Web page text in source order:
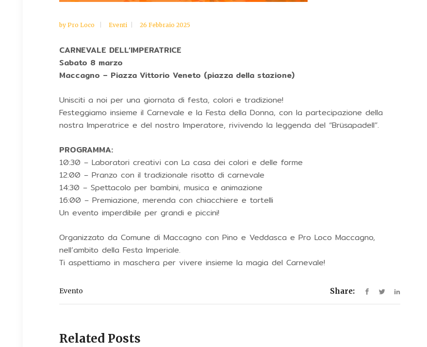
by Pro Loco Eventi 26 Febbraio 2025
CARNEVALE DELL’IMPERATRICE
Sabato 8 marzo
Maccagno – Piazza Vittorio Veneto (piazza della stazione)
Unisciti a noi per una giornata di festa, colori e tradizione!
Festeggiamo insieme il Carnevale e la Festa della Donna, con la partecipazione della
nostra Imperatrice e del nostro Imperatore, rivivendo la leggenda del “Brüsapadell”.
PROGRAMMA:
10:30 – Laboratori creativi con La casa dei colori e delle forme
12:00 – Pranzo con il tradizionale risotto di carnevale
14:30 – Spettacolo per bambini, musica e animazione
16:00 – Premiazione, merenda con chiacchiere e tortelli
Un evento imperdibile per grandi e piccini!
Organizzato da Comune di Maccagno con Pino e Veddasca e Pro Loco Maccagno,
nell’ambito della Festa Imperiale.
Ti aspettiamo in maschera per vivere insieme la magia del Carnevale!
Evento Share:
Related Posts